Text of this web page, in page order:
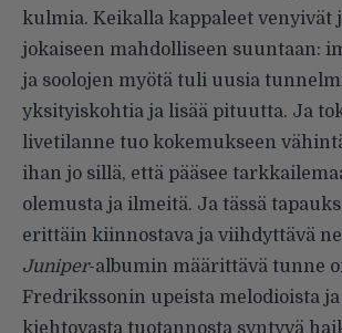
kulmia. Keikalla kappaleet venyivät
jokaiseen mahdolliseen suuntaan:
ja soolojen myötä tuli uusia
yksityiskohtia ja lisää pituutta. Ja
livetilanne tuo kokemukseen
ihan jo sillä, että pääsee
olemusta ja ilmeitä. Ja tässä
erittäin kiinnostava ja viihdyttävä
Juniper-albumin määrittävä tunne
Fredrikssonin upeista melodioista
kiehtovasta tuotannosta syntyvä